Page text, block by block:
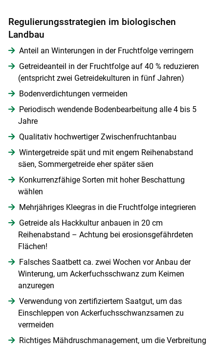
Regulierungsstrategien im biologischen
Landbau
Anteil an Winterungen in der Fruchtfolge verringern
Getreideanteil in der Fruchtfolge auf 40 % reduzieren
(entspricht zwei Getreidekulturen in fünf Jahren)
Bodenverdichtungen vermeiden
Periodisch wendende Bodenbearbeitung alle 4 bis 5
Jahre
Qualitativ hochwertiger Zwischenfruchtanbau
Wintergetreide spät und mit engem Reihenabstand
säen, Sommergetreide eher später säen
Konkurrenzfähige Sorten mit hoher Beschattung
wählen
Mehrjähriges Kleegras in die Fruchtfolge integrieren
Getreide als Hackkultur anbauen in 20 cm
Reihenabstand – Achtung bei erosionsgefährdeten
Flächen!
Falsches Saatbett ca. zwei Wochen vor Anbau der
Winterung, um Ackerfuchsschwanz zum Keimen
anzuregen
Verwendung von zertifiziertem Saatgut, um das
Einschleppen von Ackerfuchsschwanzsamen zu
vermeiden
Richtiges Mähdruschmanagement, um die Verbreitung